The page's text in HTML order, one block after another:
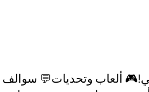
ألعاب وتحديات💬